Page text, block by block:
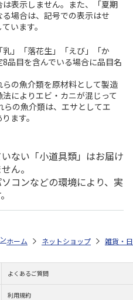
表示しません。また、「夏期
場合は、記号での表示はせ
います。
」「落花生」「えび」「か
品目を含んでいる場合に品目名
の魚介類を原材料として製造
によりエビ・カニが混じって
らの魚介類は、エサとしてエ
ます。
ない「小道具類」はお届け
ん。
コンなどの環境により、実
ト ビーンズ迷子札【セント・バ
ホーム ネットショップ 雑貨・
よくあるご質問
利用規約